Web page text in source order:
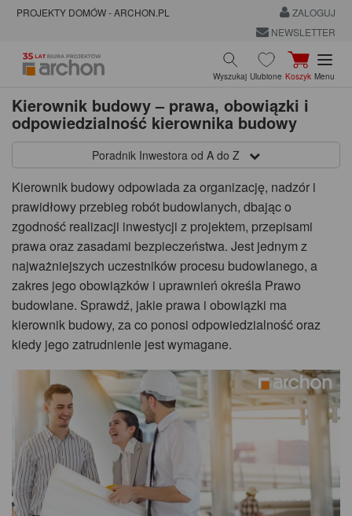
PROJEKTY DOMÓW - ARCHON.PL
ZALOGUJ
NEWSLETTER
Wyszukaj Ulubione Koszyk Menu
Kierownik budowy – prawa, obowiązki i
odpowiedzialność kierownika budowy
Poradnik Inwestora od A do Z
Kierownik budowy odpowiada za organizację, nadzór i
prawidłowy przebieg robót budowlanych, dbając o
zgodność realizacji inwestycji z projektem, przepisami
prawa oraz zasadami bezpieczeństwa. Jest jednym z
najważniejszych uczestników procesu budowlanego, a
zakres jego obowiązków i uprawnień określa Prawo
budowlane. Sprawdź, jakie prawa i obowiązki ma
kierownik budowy, za co ponosi odpowiedzialność oraz
kiedy jego zatrudnienie jest wymagane.